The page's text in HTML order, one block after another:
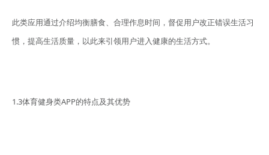
此类应用通过介绍均衡膳食、合理作息时间，督促用户改正错误生活习
惯，提高生活质量，以此来引领用户进入健康的生活方式。
1.3体育健身类APP的特点及其优势